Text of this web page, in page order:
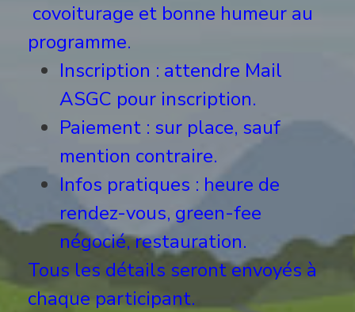
covoiturage et bonne humeur au
programme.
Inscription : attendre Mail
ASGC pour inscription.
Paiement : sur place, sauf
mention contraire.
Infos pratiques : heure de
rendez-vous, green-fee
négocié, restauration.
Tous les détails seront envoyés à
chaque participant.